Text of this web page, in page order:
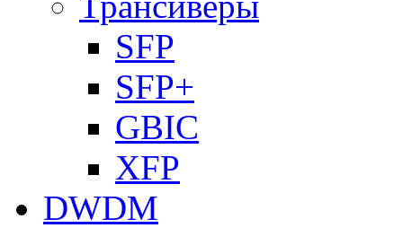
SFP
SFP+
GBIC
XFP
DWDM